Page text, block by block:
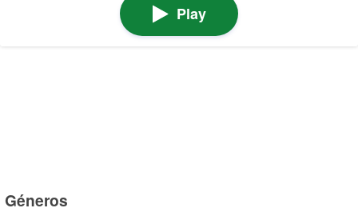
Play
Géneros